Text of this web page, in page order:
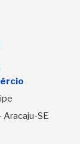
Aracaju-SE